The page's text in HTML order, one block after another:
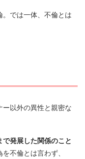
離婚することがで
では一体、不倫とは
以外の異性と親密な
で発展した関係のこと
不倫とは言わず、